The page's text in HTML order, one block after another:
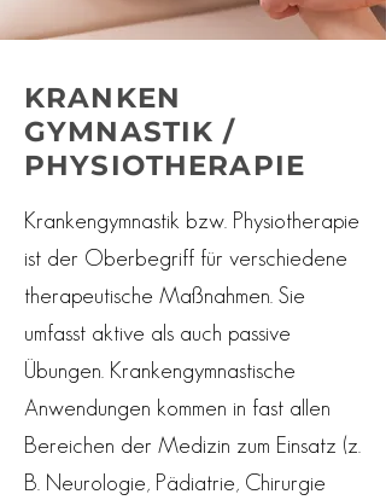
KRANKEN
GYMNASTIK /
PHYSIOTHERAPIE
Krankengymnastik bzw. Physiotherapie
ist der Oberbegriff für verschiedene
therapeutische Maßnahmen. Sie
umfasst aktive als auch passive
Übungen. Krankengymnastische
Anwendungen kommen in fast allen
Bereichen der Medizin zum Einsatz (z.
B. Neurologie, Pädiatrie, Chirurgie